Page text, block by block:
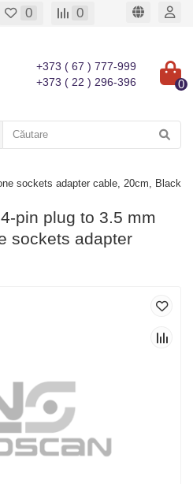
0 0
+373 ( 67 ) 777-999
+373 ( 22 ) 296-396
0
sockets adapter cable, 20cm, Black
pin plug to 3.5 mm
sockets adapter